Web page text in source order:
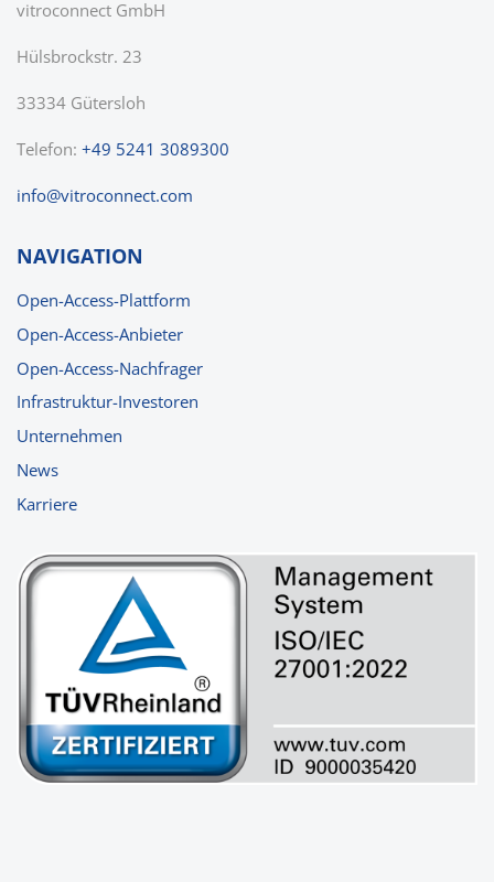
vitroconnect GmbH
Hülsbrockstr. 23
33334 Gütersloh
Telefon: +49 5241 3089300
nf v tr c nn ct c m
NAVIGATION
Open-Access-Plattform
Open-Access-Anbieter
Open-Access-Nachfrager
Infrastruktur-Investoren
Unternehmen
News
Karriere